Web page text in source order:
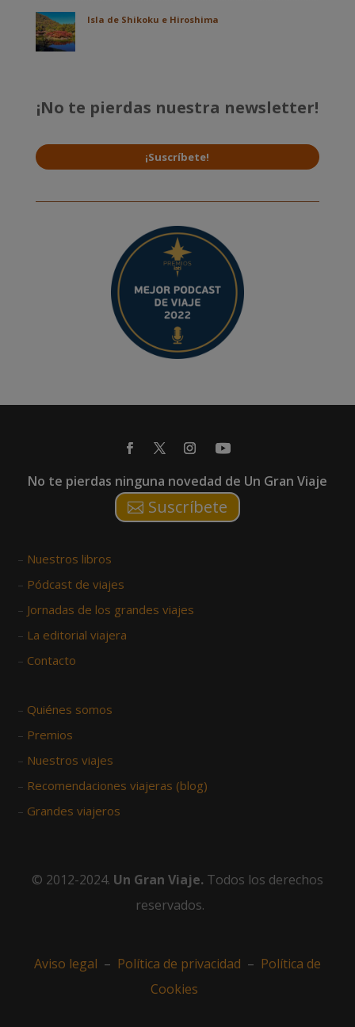
Isla de Shikoku e Hiroshima
¡No te pierdas nuestra newsletter!
¡Suscríbete!
No te pierdas ninguna novedad de Un Gran Viaje
Suscríbete
– Nuestros libros
– Pódcast de viajes
– Jornadas de los grandes viajes
– La editorial viajera
– Contacto
– Quiénes somos
– Premios
– Nuestros viajes
– Recomendaciones viajeras (blog)
– Grandes viajeros
© 2012-2024. Un Gran Viaje. Todos los derechos
reservados.
Aviso legal – Política de privacidad – Política de
Cookies